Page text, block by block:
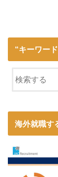
“キーワー
海外就職す